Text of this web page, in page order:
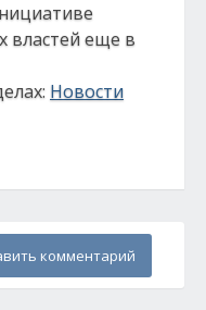
властей еще в
Новости
комментарий